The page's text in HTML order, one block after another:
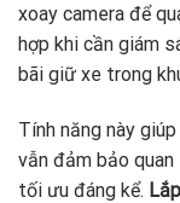
xoay camera để
hợp khi cần giám
bãi giữ xe trong
Tính năng này
vẫn đảm bảo
tối ưu đáng kể.